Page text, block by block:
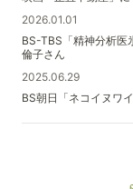
2026.01.01
BS-TBS「精神分析医
倫子さん
2025.06.29
BS朝日「ネコイヌワ